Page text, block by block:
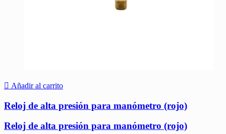
Añadir al carrito
Reloj de alta presión para manómetro (rojo)
Reloj de alta presión para manómetro (rojo)